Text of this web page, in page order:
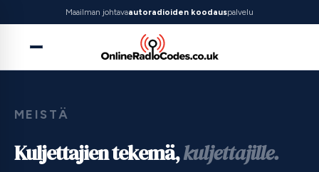
Maailman johtavaautoradioiden koodauspalvelu
MEISTÄ
Kuljettajien tekemä,kuljettajille.